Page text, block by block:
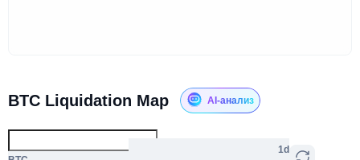
BTC Liquidation Map AI-анализ
1d